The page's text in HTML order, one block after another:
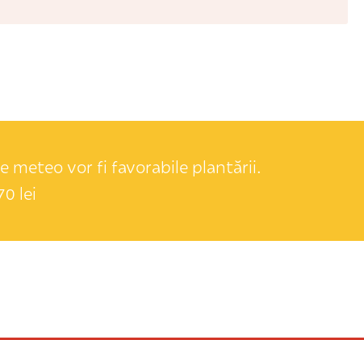
meteo vor fi favorabile plantării.
lei